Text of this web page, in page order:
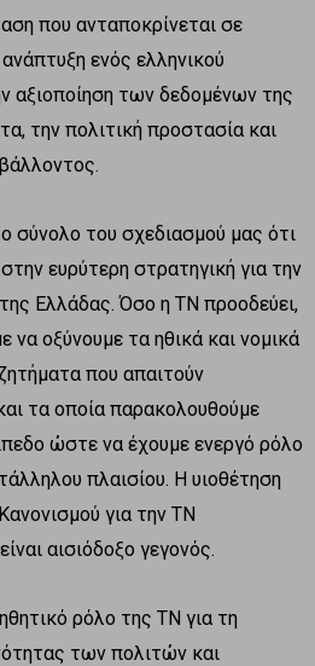
που ανταποκρίνεται σε
ενός ελληνικού
αξιοποίηση των δεδομένων της
την πολιτική προστασία και
σύνολο του σχεδιασμού μας ότι
ευρύτερη στρατηγική για την
Ελλάδας. Όσο η ΤΝ προοδεύει,
να οξύνουμε τα ηθικά και νομικά
που απαιτούν
τα οποία παρακολουθούμε
ώστε να έχουμε ενεργό ρόλο
πλαισίου. Η υιοθέτηση
για την ΤΝ
αισιόδοξο γεγονός.
ρόλο της ΤΝ για τη
των πολιτών και